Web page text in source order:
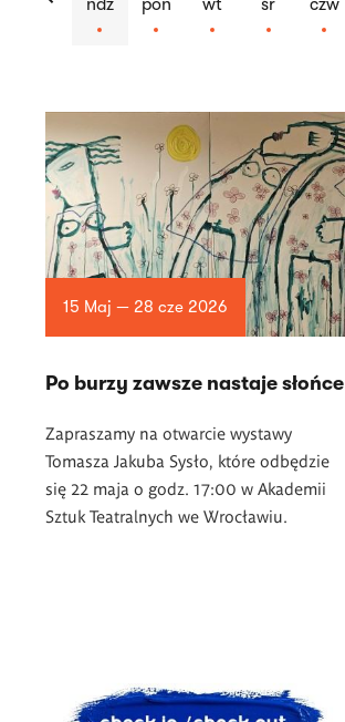
ndz
pon
wt
śr
czw
Lista
artykułów
15 Maj — 28 cze 2026
Po burzy zawsze nastaje słońce
Zapraszamy na otwarcie wystawy
Tomasza Jakuba Sysło, które odbędzie
się 22 maja o godz. 17:00 w Akademii
Sztuk Teatralnych we Wrocławiu.